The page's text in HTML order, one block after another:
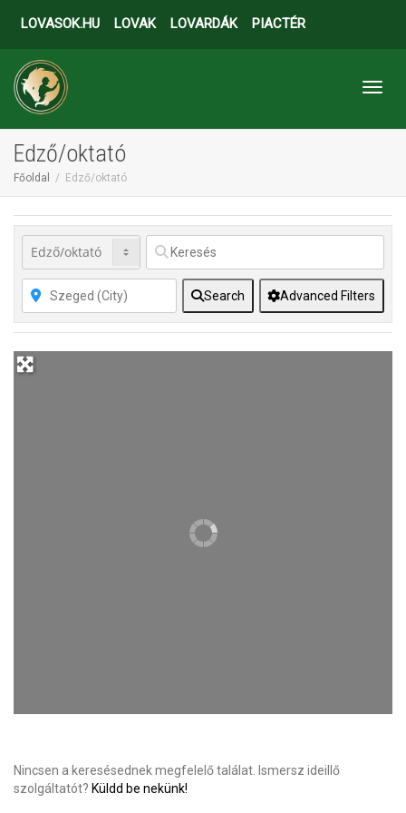
LOVASOK.HU LOVAK LOVARDÁK PIACTÉR
Edző/oktató
Főoldal Edző/oktató
Search Advanced Filters
Nincsen a keresésednek megfelelő találat. Ismersz ideillő
szolgáltatót? Küldd be nekünk!